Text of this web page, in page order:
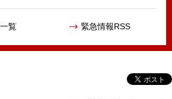
覧 緊急情報RSS